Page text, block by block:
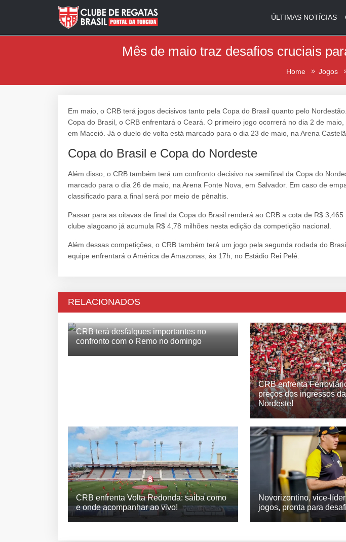
ÚLTIMAS NOTÍCIAS
Mês de maio traz desafios cruciais
Home Jogos
Em maio, o CRB terá jogos decisivos tanto pela Copa do Brasil quanto pelo
Copa do Brasil, o CRB enfrentará o Ceará. O primeiro jogo ocorrerá no dia 2 de maio,
em Maceió. Já o duelo de volta está marcado para o dia 23 de maio, na Arena
Copa do Brasil e Copa do Nordeste
Além disso, o CRB também terá um confronto decisivo na semifinal da Copa do
marcado para o dia 26 de maio, na Arena Fonte Nova, em Salvador. Em caso de
classificado para a final será por meio de pênaltis.
Passar para as oitavas de final da Copa do Brasil renderá ao CRB a cota de R$
clube alagoano já acumula R$ 4,78 milhões nesta edição da competição nacional.
Além dessas competições, o CRB também terá um jogo pela segunda rodada do
equipe enfrentará o América de Amazonas, às 17h, no Estádio Rei Pelé.
RELACIONADOS
CRB terá desfalques importantes no
confronto com o Remo no domingo
CRB enfrenta
preços dos ingressos
Nordeste!
CRB enfrenta Volta Redonda: saiba como
e onde acompanhar ao vivo!
Novorizontino, vice-
jogos, pronta para